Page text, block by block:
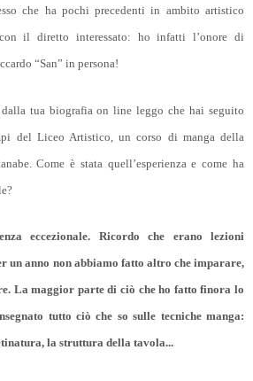
che ha pochi precedenti in ambito artistico
con il diretto interessato: ho infatti l’onore di
“San” in persona!
tua biografia on line leggo che hai seguito
del Liceo Artistico, un corso di manga della
Come è stata quell’esperienza e come ha
eccezionale. Ricordo che erano lezioni
un anno non abbiamo fatto altro che imparare,
La maggior parte di ciò che ho fatto finora lo
tutto ciò che so sulle tecniche manga:
la struttura della tavola...